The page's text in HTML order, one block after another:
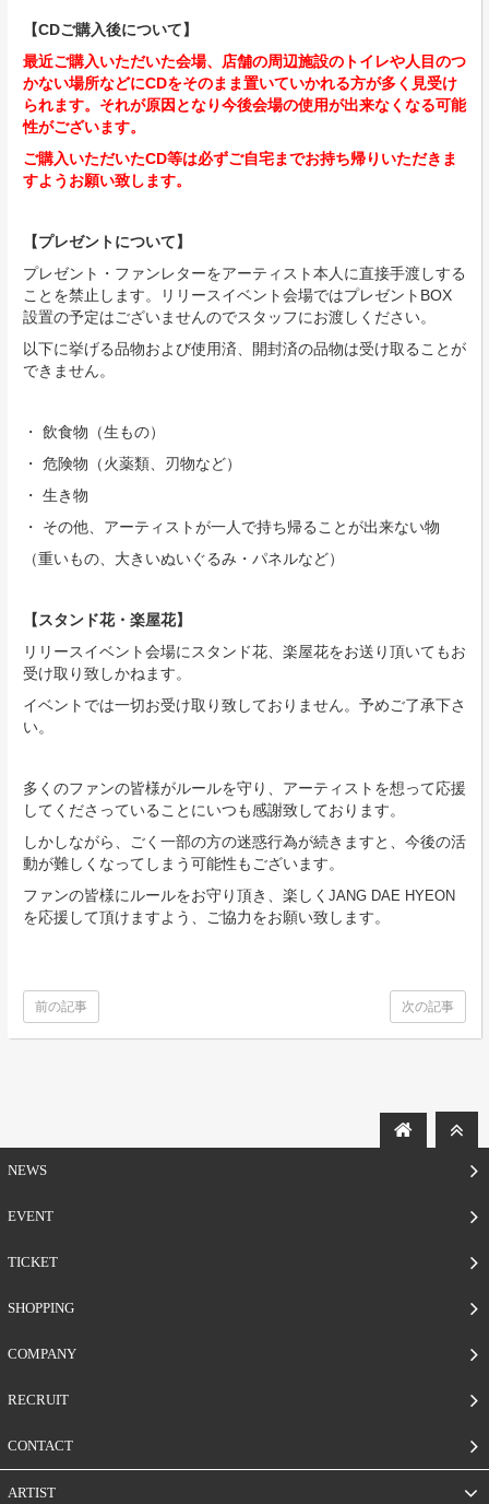
【CDご購入後について】
最近ご購入いただいた会場、店舗の周辺施設のトイレや人目のつ
かない場所などにCDをそのまま置いていかれる方が多く見受け
られます。それが原因となり今後会場の使用が出来なくなる可能
性がございます。
ご購入いただいたCD等は必ずご自宅までお持ち帰りいただきま
すようお願い致します。
【プレゼントについて】
プレゼント・ファンレターをアーティスト本人に直接手渡しする
ことを禁止します。リリースイベント会場ではプレゼントBOX
設置の予定はございませんのでスタッフにお渡しください。
以下に挙げる品物および使用済、開封済の品物は受け取ることが
できません。
・ 飲食物（生もの）
・ 危険物（火薬類、刃物など）
・ 生き物
・ その他、アーティストが一人で持ち帰ることが出来ない物
（重いもの、大きいぬいぐるみ・パネルなど）
【スタンド花・楽屋花】
リリースイベント会場にスタンド花、楽屋花をお送り頂いてもお
受け取り致しかねます。
イベントでは一切お受け取り致しておりません。予めご了承下さ
い。
多くのファンの皆様がルールを守り、アーティストを想って応援
してくださっていることにいつも感謝致しております。
しかしながら、ごく一部の方の迷惑行為が続きますと、今後の活
動が難しくなってしまう可能性もございます。
ファンの皆様にルールをお守り頂き、楽しく JANG DAE HYEON
を応援して頂けますよう、ご協力をお願い致します。
次の記事
前の記事
NEWS
EVENT
TICKET
SHOPPING
COMPANY
RECRUIT
CONTACT
ARTIST